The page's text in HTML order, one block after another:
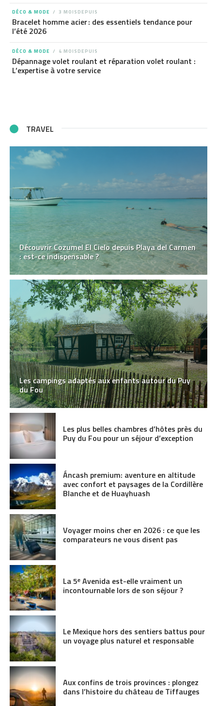
DÉCO & MODE 3 MOISDEPUIS
Bracelet homme acier : des essentiels tendance pour
l’été 2026
DÉCO & MODE 4 MOISDEPUIS
Dépannage volet roulant et réparation volet roulant :
L’expertise à votre service
TRAVEL
Découvrir Cozumel El Cielo depuis Playa del Carmen
: est-ce indispensable ?
Les campings adaptés aux enfants autour du Puy
du Fou
Les plus belles chambres d’hôtes près du
Puy du Fou pour un séjour d’exception
Áncash premium: aventure en altitude
avec confort et paysages de la Cordillère
Blanche et de Huayhuash
Voyager moins cher en 2026 : ce que les
comparateurs ne vous disent pas
La 5ᵉ Avenida est-elle vraiment un
incontournable lors de son séjour ?
Le Mexique hors des sentiers battus pour
un voyage plus naturel et responsable
Aux confins de trois provinces : plongez
dans l’histoire du château de Tiffauges